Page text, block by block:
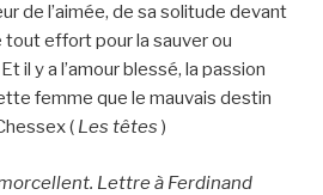
de l’aimée, de sa solitude devant
tout effort pour la sauver ou
il y a l’amour blessé, la passion
femme que le mauvais destin
( Les têtes )
Lettre à Ferdinand